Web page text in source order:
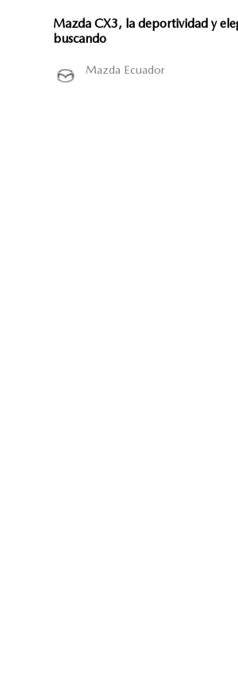
Mazda CX3, la deportividad y
buscando
Mazda Ecuador